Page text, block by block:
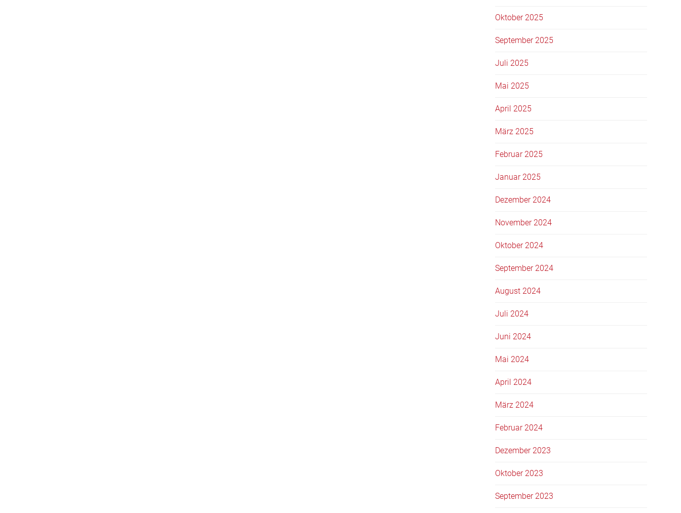
Oktober 2025
September 2025
Juli 2025
Mai 2025
April 2025
März 2025
Februar 2025
Januar 2025
Dezember 2024
November 2024
Oktober 2024
September 2024
August 2024
Juli 2024
Juni 2024
Mai 2024
April 2024
März 2024
Februar 2024
Dezember 2023
Oktober 2023
September 2023